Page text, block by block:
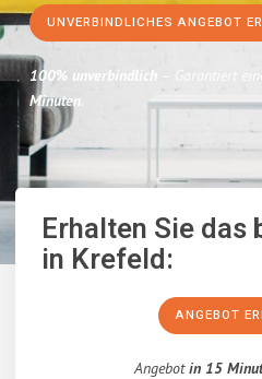
UNVERBINDLICHES ANGEBOT
100% unverbindlich – Garantiert
Minuten.
Erhalten Sie das
in Krefeld:
ANGEBOT
Angebotin 15